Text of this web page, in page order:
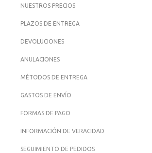
NUESTROS PRECIOS
PLAZOS DE ENTREGA
DEVOLUCIONES
ANULACIONES
MÉTODOS DE ENTREGA
GASTOS DE ENVÍO
FORMAS DE PAGO
INFORMACIÓN DE VERACIDAD
SEGUIMIENTO DE PEDIDOS